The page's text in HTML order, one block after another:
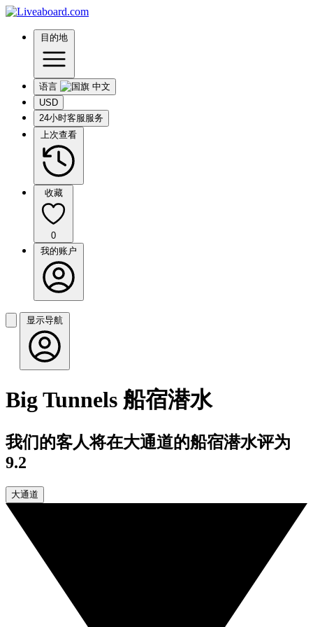
目的地
语言
USD
24小时客服服务
上次查看
收藏
0
我的账户
显示导航
Big Tunnels 船宿潜水
我们的客人将在大通道的船宿潜水评为
9.2
大通道